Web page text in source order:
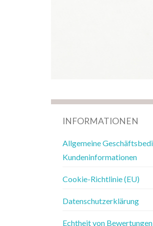
INFORMATIONEN
Allgemeine
Kundeninformationen
Cookie-Richtlinie (EU)
Datenschutzerklärung
Echtheit von Bewertungen